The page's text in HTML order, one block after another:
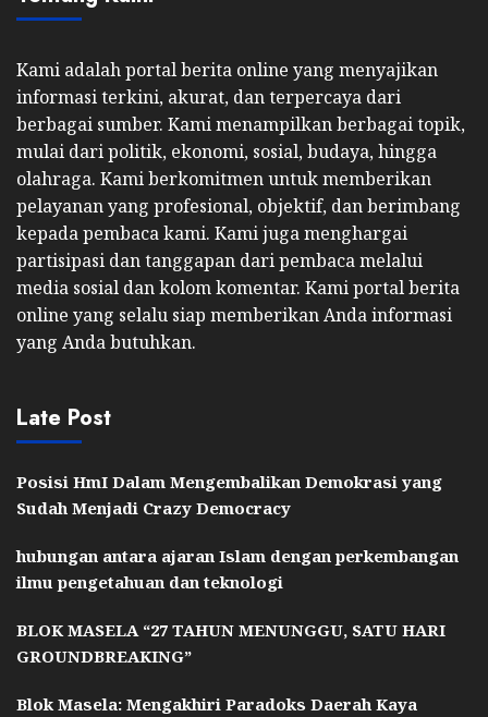
Kami adalah portal berita online yang menyajikan
informasi terkini, akurat, dan terpercaya dari
berbagai sumber. Kami menampilkan berbagai topik,
mulai dari politik, ekonomi, sosial, budaya, hingga
olahraga. Kami berkomitmen untuk memberikan
pelayanan yang profesional, objektif, dan berimbang
kepada pembaca kami. Kami juga menghargai
partisipasi dan tanggapan dari pembaca melalui
media sosial dan kolom komentar. Kami portal berita
online yang selalu siap memberikan Anda informasi
yang Anda butuhkan.
Late Post
Posisi HmI Dalam Mengembalikan Demokrasi yang
Sudah Menjadi Crazy Democracy
hubungan antara ajaran Islam dengan perkembangan
ilmu pengetahuan dan teknologi
BLOK MASELA “27 TAHUN MENUNGGU, SATU HARI
GROUNDBREAKING”
Blok Masela: Mengakhiri Paradoks Daerah Kaya